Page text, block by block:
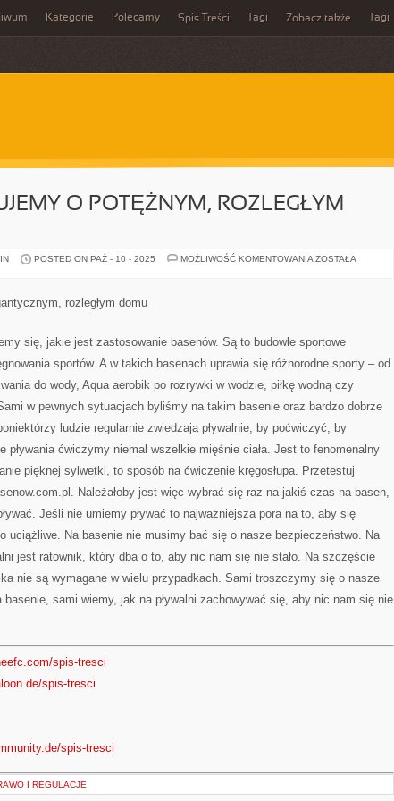
Kategorie Polecamy Spis Treści Tagi Zobacz także Tagi
O POTĘŻNYM, ROZLEGŁYM
POSTED ON PAŹ - 10 - 2025 MOŻLIWOŚĆ KOMENTOWANIA FANTAZJUJEMY
ZOSTAŁA
rozległym domu
się, jakie jest zastosowanie basenów. Są to budowle sportowe
sportów. A w takich basenach uprawia się różnorodne sporty – od
do wody, Aqua aerobik po rozrywki w wodzie, piłkę wodną czy
w pewnych sytuacjach byliśmy na takim basenie oraz bardzo dobrze
ludzie regularnie zwiedzają pływalnie, by poćwiczyć, by
pływania ćwiczymy niemal wszelkie mięśnie ciała. Jest to fenomenalny
pięknej sylwetki, to sposób na ćwiczenie kręgosłupa. Przetestuj
Należałoby jest więc wybrać się raz na jakiś czas na basen,
Jeśli nie umiemy pływać to najważniejsza pora na to, aby się
uciążliwe. Na basenie nie musimy bać się o nasze bezpieczeństwo. Na
jest ratownik, który dba o to, aby nic nam się nie stało. Na szczęście
nie są wymagane w wielu przypadkach. Sami troszczymy się o nasze
basenie, sami wiemy, jak na pływalni zachowywać się, aby nic nam się nie
spis-tresci
spis-tresci
spis-tresci
I REGULACJE